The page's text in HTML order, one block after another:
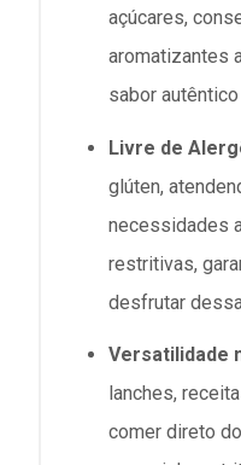
açúcares,
aromatizantes
sabor
Livre de
glúten,
necessidades
restritivas,
desfrutar
Versatilidade
lanches,
comer direto